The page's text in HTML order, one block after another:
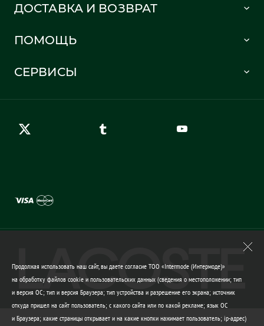
Политика в отношении обработки персональных данных
ДОСТАВКА И ВОЗВРАТ
Информация о доставке
Правила возврата
ПОМОЩЬ
Карта сайта
СЕРВИСЫ
Продолжая использовать наш сайт, вы даете согласие ТОО «Intermode (Интермоде)»
на обработку файлов cookie и пользовательских данных (сведения о местоположении; тип
и версия ОС; тип и версия Браузера; тип устройства и разрешение его экрана; источник
откуда пришел на сайт пользователь; с какого сайта или по какой рекламе; язык ОС
и Браузера; какие страницы открывает и на какие кнопки нажимает пользователь; ip-адрес)